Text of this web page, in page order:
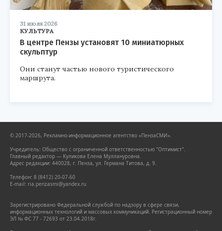
31 июля 2026
КУЛЬТУРА
В центре Пензы установят 10 миниатюрных
скульптур
Они станут частью нового туристического
маршрута.
© 2017-2026, Рекламно-информационное агентство «ПензаСМИ».
Учредитель: Общество с ограниченной ответственностью "Оптимист".
Главный редактор — Куликова Елена Муллануровна.
Адрес редакции: 440028, г. Пенза, ул. Германа Титова, д. 9.
Телефон: 8 (8412) 20-07-60
E-mail: ria.penzasmi@yandex.ru
Зарегистрировано Федеральной службой по надзору в сфере связи,
информационных технологий и массовых коммуникаций. Регистрационный номер
ЭЛ № ФС 77 - 72693 от 23.04.2018г.